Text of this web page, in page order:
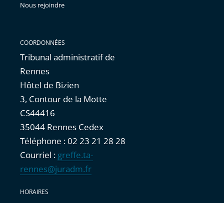
Nous rejoindre
COORDONNÉES
Tribunal administratif de
Rennes
Hôtel de Bizien
3, Contour de la Motte
CS44416
35044 Rennes Cedex
Téléphone : 02 23 21 28 28
Courriel : greffe.ta-
rennes@juradm.fr
HORAIRES